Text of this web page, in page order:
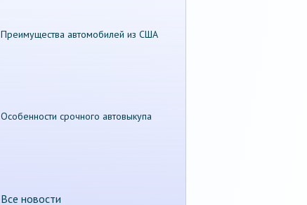
Преимущества автомобилей из США
Особенности срочного автовыкупа
Все новости